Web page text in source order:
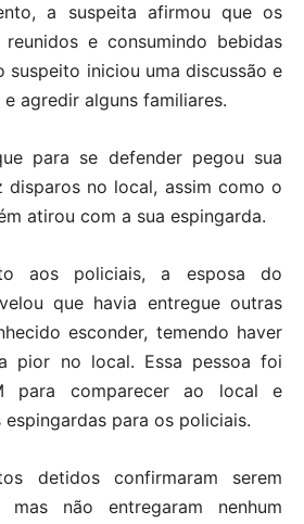
a suspeita afirmou que os
e consumindo bebidas
suspeito iniciou uma discussão e
agredir alguns familiares.
para se defender pegou sua
no local, assim como o
atirou com a sua espingarda.
aos policiais, a esposa do
que havia entregue outras
esconder, temendo haver
pior no local. Essa pessoa foi
para comparecer ao local e
para os policiais.
detidos confirmaram serem
não entregaram nenhum